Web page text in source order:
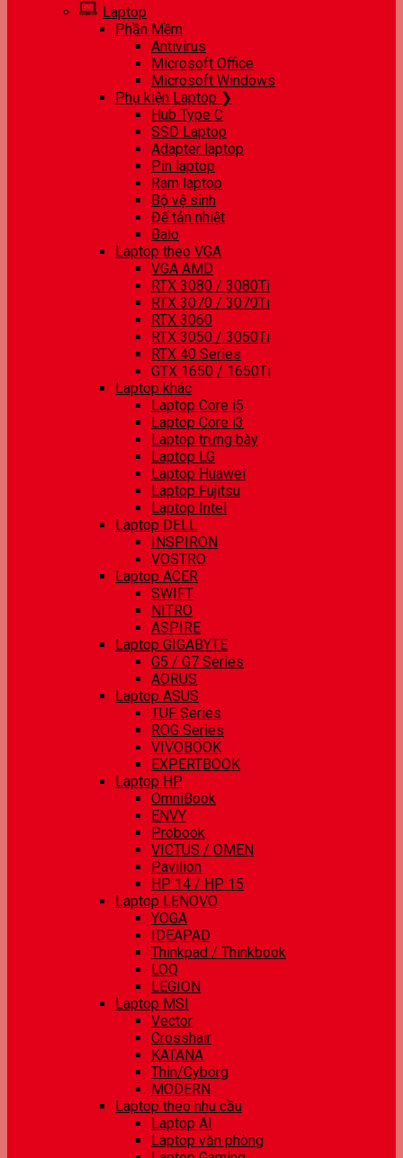
Laptop
Phần Mềm
Antivirus
Microsoft Office
Microsoft Windows
Phụ kiện Laptop ❯
Hub Type C
SSD Laptop
Adapter laptop
Pin laptop
Ram laptop
Bộ vệ sinh
Đế tản nhiệt
Balo
Laptop theo VGA
VGA AMD
RTX 3080 / 3080Ti
RTX 3070 / 3070Ti
RTX 3060
RTX 3050 / 3050Ti
RTX 40 Series
GTX 1650 / 1650Ti
Laptop khác
Laptop Core i5
Laptop Core i3
Laptop trưng bày
Laptop LG
Laptop Huawei
Laptop Fujitsu
Laptop Intel
Laptop DELL
INSPIRON
VOSTRO
Laptop ACER
SWIFT
NITRO
ASPIRE
Laptop GIGABYTE
G5 / G7 Series
AORUS
Laptop ASUS
TUF Series
ROG Series
VIVOBOOK
EXPERTBOOK
Laptop HP
OmniBook
ENVY
Probook
VICTUS / OMEN
Pavilion
HP 14 / HP 15
Laptop LENOVO
YOGA
IDEAPAD
Thinkpad / Thinkbook
LOQ
LEGION
Laptop MSI
Vector
Crosshair
KATANA
Thin/Cyborg
MODERN
Laptop theo nhu cầu
Laptop AI
Laptop văn phòng